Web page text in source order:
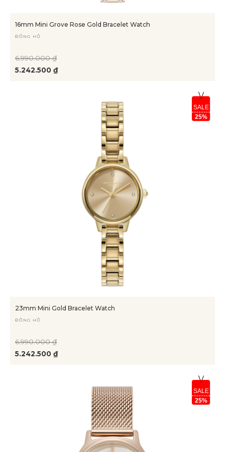
16mm Mini Grove Rose Gold Bracelet Watch
ĐỒNG HỒ
5.242.500 ₫
6.990.000 ₫
SALE
25%
23mm Mini Gold Bracelet Watch
ĐỒNG HỒ
5.242.500 ₫
6.990.000 ₫
SALE
25%